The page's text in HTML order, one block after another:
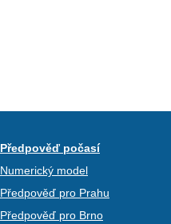
Předpověď počasí
Numerický model
Předpověď pro Prahu
Předpověď pro Brno